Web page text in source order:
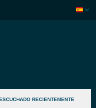
RECIENTEMENTE